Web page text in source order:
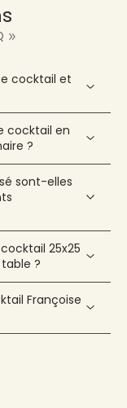
cocktail et
cocktail en
?
sont-elles
25x25
?
Françoise